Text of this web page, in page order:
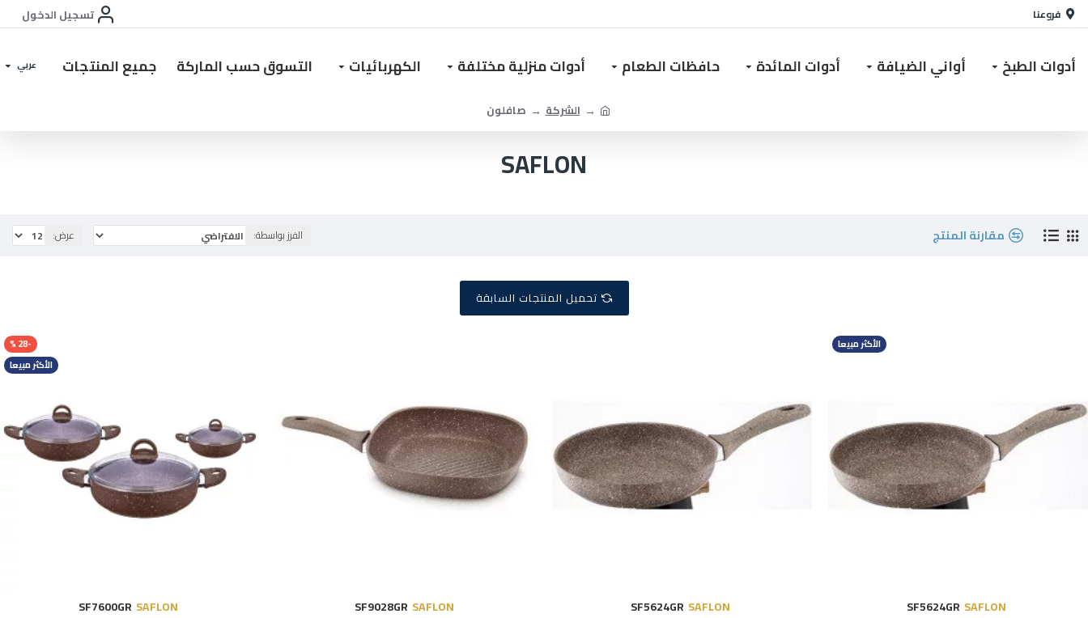
فروعنا تسجيل الدخول
أدوات الطبخ أواني الضيافة أدوات المائدة حافظات الطعام أدوات منزلية مختلفة الكهربائيات التسوق حسب الماركة جميع المنتجات عربي
الشركة صافلون
SAFLON
مقارنة المنتج الفرز بواسطة: عرض:
تحميل المنتجات السابقة
الأكثر مبيعا
SAFLON
SF5624GR
SAFLON
SF5624GR
SAFLON
SF9028GR
الأكثر مبيعا
-28 %
SAFLON
SF7600GR